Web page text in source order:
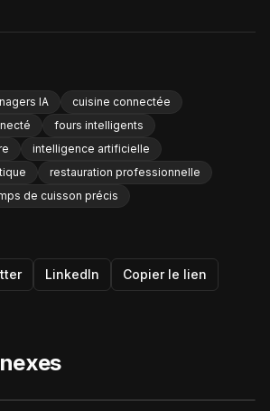
IA
cuisine connectée
fours intelligents
intelligence artificielle
restauration professionnelle
de cuisson précis
LinkedIn Copier le lien